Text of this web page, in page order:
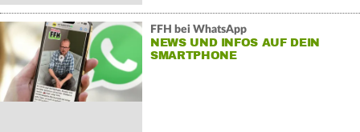
FFH bei WhatsApp
NEWS UND INFOS AUF DEIN
SMARTPHONE